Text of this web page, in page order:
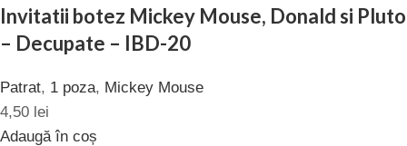
Invitatii botez Mickey Mouse, Donald si Pluto
– Decupate – IBD-20
Patrat, 1 poza, Mickey Mouse
4,50 lei
Adaugă în coș